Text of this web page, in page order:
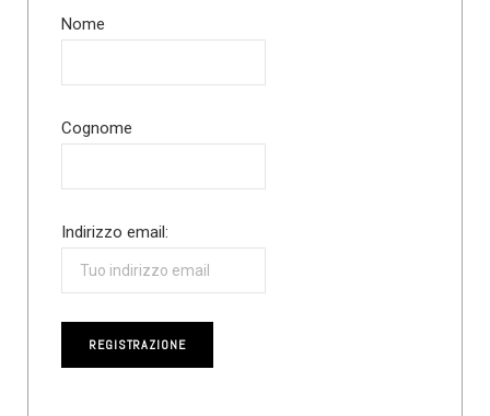
Nome
Cognome
Indirizzo email: